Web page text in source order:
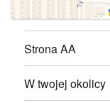
Strona AA
W twojej okolicy